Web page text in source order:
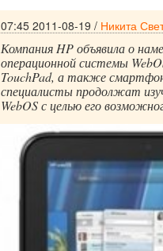
07:45 2011-08-19 / Никита
Компания HP объявила о
операционной системы
TouchPad, а также
специалисты продолжат
WebOS с целью его